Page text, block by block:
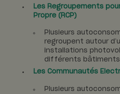
Les Regroupements
Propre (RCP)
Plusieurs
regroupent autour
installations
différents
Les Communautés
Plusieurs